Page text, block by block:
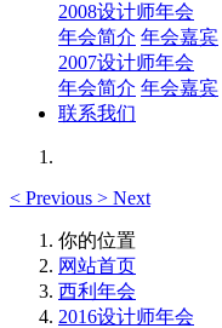
2008设计师年会
年会简介 年会嘉宾
2007设计师年会
年会简介 年会嘉宾
联系我们
< Previous > Next
你的位置
网站首页
西利年会
2016设计师年会